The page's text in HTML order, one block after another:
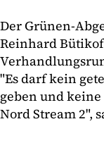
Der Grünen-
Reinhard
"Es darf kein
geben und
Nord Stream 2",